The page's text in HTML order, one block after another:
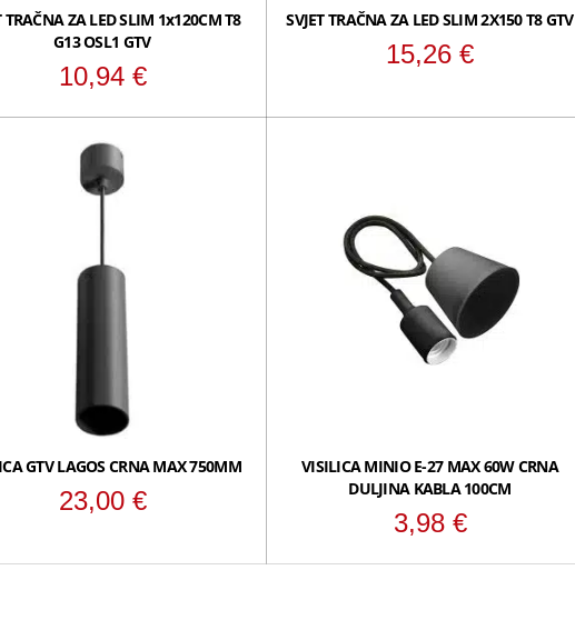
TRAČNA ZA LED SLIM 1x120CM T8
G13 OSL1 GTV
10,94 €
SVJET TRAČNA ZA LED SLIM 2X150 T8 GTV
15,26€
GTV LAGOS CRNA MAX 750MM
23,00 €
VISILICA MINIO E-27 MAX 60W CRNA
DULJINA KABLA 100CM
3,98 €